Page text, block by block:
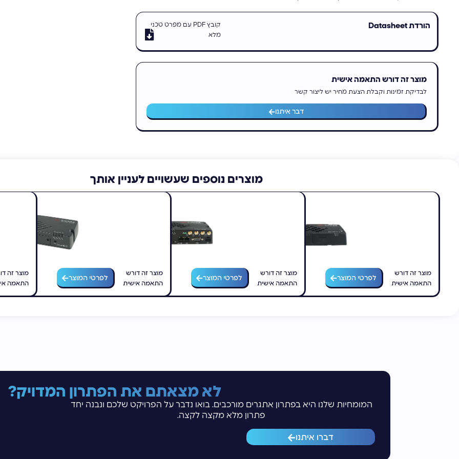
הורדת Datasheet
קובץ PDF עם מפרט טכני
מלא
מוצר זה דורש התאמה אישית
לבדיקת זמינות וקבלת הצעת מחיר יש ליצור קשר
דבר איתנו
מוצרים נוספים שעשויים לעניין אותך
מוצר זה דורש
התאמה אישית
לפרטי המוצר
מוצר זה דורש
התאמה אישית
לפרטי המוצר
מוצר זה דורש
התאמה אישית
לפרטי המוצר
מוצר זה
התאמה
לא מצאתם את הפתרון המדויק?
המומחיות שלנו היא בפתרון אתגרים מורכבים. בואו נדבר על הפרויקט שלכם ונבנה יחד
פתרון מלא מקצה לקצה.
דברו איתנו